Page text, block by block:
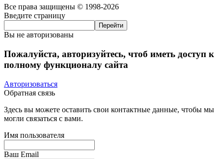
Все права защищены © 1998-2026
Введите страницу
Вы не авторизованы
Пожалуйста, авторизуйтесь, чтоб иметь доступ к
полному функционалу сайта
Авторизоваться
Обратная связь
Здесь вы можете оставить свои контактные данные, чтобы мы
могли связаться с вами.
Имя пользователя
Ваш Email